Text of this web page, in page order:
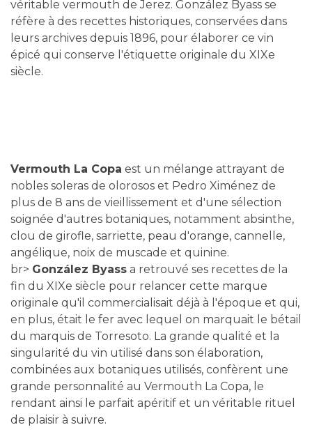
véritable vermouth de Jerez. González Byass se
réfère à des recettes historiques, conservées dans
leurs archives depuis 1896, pour élaborer ce vin
épicé qui conserve l'étiquette originale du XIXe
siècle.
Vermouth La Copa est un mélange attrayant de
nobles soleras de olorosos et Pedro Ximénez de
plus de 8 ans de vieillissement et d'une sélection
soignée d'autres botaniques, notamment absinthe,
clou de girofle, sarriette, peau d'orange, cannelle,
angélique, noix de muscade et quinine.
br> González Byass a retrouvé ses recettes de la
fin du XIXe siècle pour relancer cette marque
originale qu'il commercialisait déjà à l'époque et qui,
en plus, était le fer avec lequel on marquait le bétail
du marquis de Torresoto. La grande qualité et la
singularité du vin utilisé dans son élaboration,
combinées aux botaniques utilisés, confèrent une
grande personnalité au Vermouth La Copa, le
rendant ainsi le parfait apéritif et un véritable rituel
de plaisir à suivre.